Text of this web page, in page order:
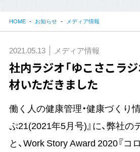
HOME お知らせ メディア情報
2021.05.13 メディア情報
社内ラジオ「ゆこさこラ
材いただきました
働く人の健康管理・健康づくり
ぷ21(2021年5月号)』に、弊社
と、Work Story Award 2020『